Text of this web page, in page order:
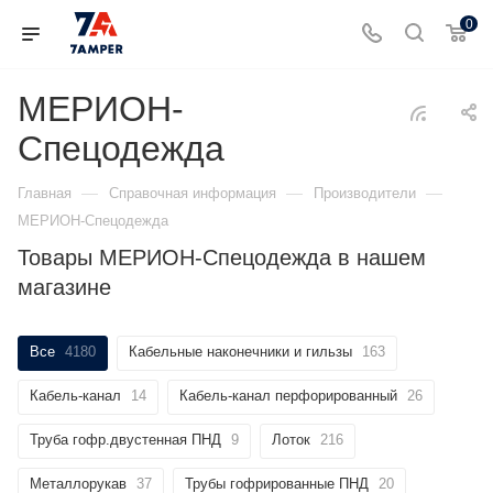
0
МЕРИОН-
Спецодежда
Главная — Справочная информация — Производители —
МЕРИОН-Спецодежда
Товары МЕРИОН-Спецодежда в нашем
магазине
Все 4180 Кабельные наконечники и гильзы 163
Кабель-канал 14 Кабель-канал перфорированный 26
Труба гофр.двустенная ПНД 9 Лоток 216
Металлорукав 37 Трубы гофрированные ПНД 20